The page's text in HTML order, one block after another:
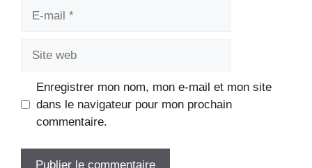
Enregistrer mon nom, mon e-mail et mon site
dans le navigateur pour mon prochain
commentaire.